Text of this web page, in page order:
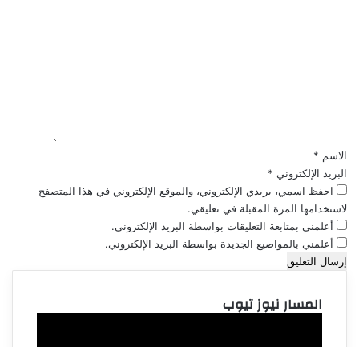
الاسم *
البريد الإلكتروني *
احفظ اسمي، بريدي الإلكتروني، والموقع الإلكتروني في هذا المتصفح
لاستخدامها المرة المقبلة في تعليقي.
أعلمني بمتابعة التعليقات بواسطة البريد الإلكتروني.
أعلمني بالمواضيع الجديدة بواسطة البريد الإلكتروني.
المسار نيوز تيوب